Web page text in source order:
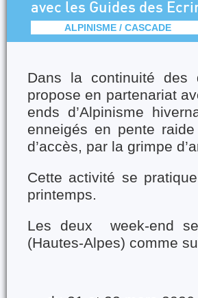
avec les Guides des
ALPINISME / CASCADE
Dans la continuité des
propose en partenariat
ends d’Alpinisme
enneigés en pente
d’accès, par la grimpe
Cette activité se
printemps.
Les deux week-end
(Hautes-Alpes) comme